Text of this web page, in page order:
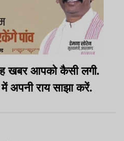
खबर आपको कैसी लगी.
अपनी राय साझा करें.